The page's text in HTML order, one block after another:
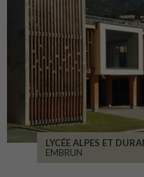
LYCÉE ALPES ET
EMBRUN